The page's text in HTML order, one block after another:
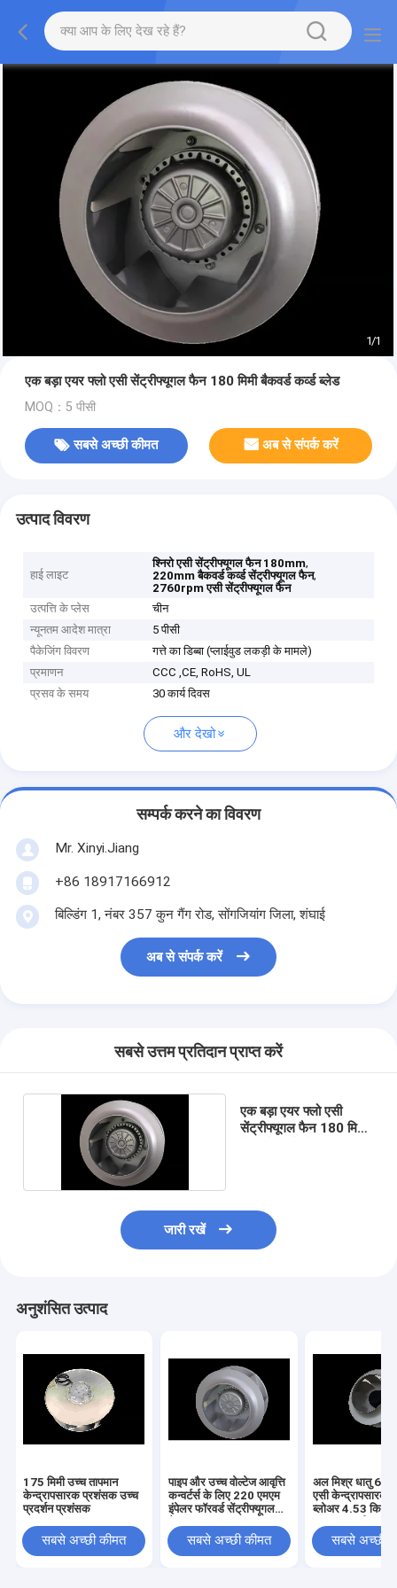
1/1
एक बड़ा एयर फ्लो एसी सेंट्रीफ्यूगल फैन 180 मिमी बैकवर्ड कर्व्ड ब्लेड
MOQ：5 पीसी
सबसे अच्छी कीमत अब से संपर्क करें
उत्पाद विवरण
हाई लाइट
श्निरो एसी सेंट्रीफ्यूगल फैन 180mm,
220mm बैकवर्ड कर्व्ड सेंट्रीफ्यूगल फैन,
2760rpm एसी सेंट्रीफ्यूगल फैन
उत्पत्ति के प्लेस
चीन
न्यूनतम आदेश मात्रा
5 पीसी
पैकेजिंग विवरण
गत्ते का डिब्बा (प्लाईवुड लकड़ी के मामले)
प्रमाणन
CCC ,CE, RoHS, UL
प्रसव के समय
30 कार्य दिवस
और देखो
सम्पर्क करने का विवरण
Mr. Xinyi.Jiang
+86 18917166912
बिल्डिंग 1, नंबर 357 कुन गैंग रोड, सोंगजियांग जिला, शंघाई
अब से संपर्क करें
सबसे उत्तम प्रतिदान प्राप्त करें
एक बड़ा एयर फ्लो एसी
सेंट्रीफ्यूगल फैन 180 मिमी
जारी रखें
अनुशंसित उत्पाद
175 मिमी उच्च तापमान
केन्द्रापसारक प्रशंसक उच्च
प्रदर्शन प्रशंसक
सबसे अच्छी कीमत
पाइप और उच्च वोल्टेज आवृत्ति
कन्वर्टर्स के लिए 220 एमएम
इंपेलर फॉरवर्ड सेंट्रीफ्यूगल
सबसे अच्छी कीमत
अल मिश्र धातु 630
एसी केन्द्रापसारक
ब्लोअर 4.53
एकीकृत डिजाइन:
सबसे अच्छी